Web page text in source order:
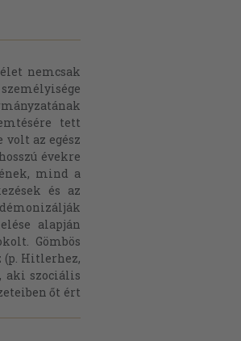
nemcsak
tett
az egész
évekre
mind a
és az
alapján
Gömbös
(p. Hitlerhez,
aki szociális
őt ért